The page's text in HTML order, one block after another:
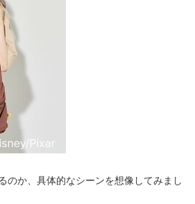
のか、具体的なシーンを想像してみまし